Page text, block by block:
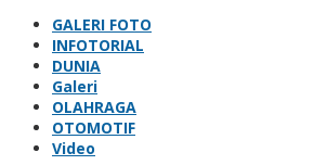
GALERI FOTO
INFOTORIAL
DUNIA
Galeri
OLAHRAGA
OTOMOTIF
Video